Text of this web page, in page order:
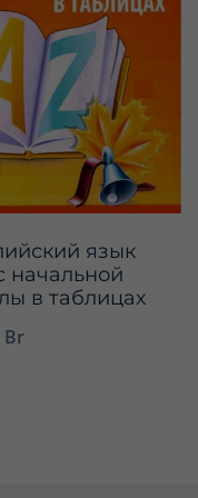
язык
начальной
в таблицах
Br